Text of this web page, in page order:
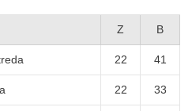
Z B
22 41
22 33